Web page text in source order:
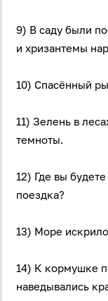
9) В саду были
и хризантемы
10) Спасённый
11) Зелень в
темноты.
12) Где вы
поездка?
13) Море
14) К кормушке
наведывались